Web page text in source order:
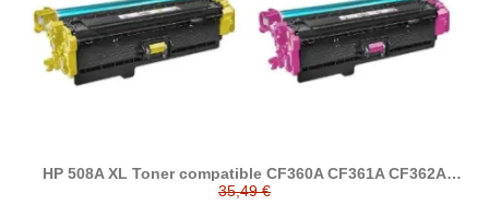
HP 508A XL Toner compatible CF360A CF361A CF362A
CF363A
35,49 €